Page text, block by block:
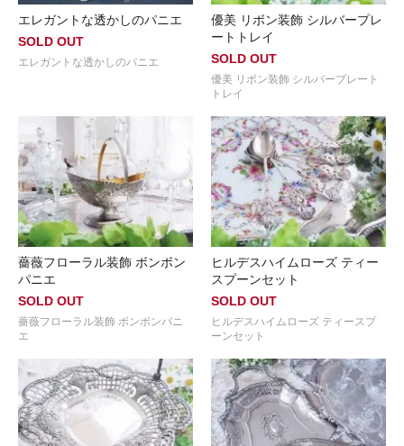
エレガントな透かしのパニエ
SOLD OUT
エレガントな透かしのパニエ
優美 リボン装飾 シルバープレ
ートトレイ
SOLD OUT
優美 リボン装飾 シルバープレート
トレイ
薔薇フローラル装飾 ボンボン
パニエ
SOLD OUT
薔薇フローラル装飾 ボンボンパニ
エ
ヒルデスハイムローズ ティー
スプーンセット
SOLD OUT
ヒルデスハイムローズ ティースプ
ーンセット